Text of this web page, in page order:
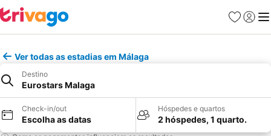
Favoritos
Iniciar
Ver todas as estadias em Málaga
Destino
Eurostars Malaga
Check-in/out
Escolha as datas
Hóspedes e quartos
2 hóspedes, 1 quarto.